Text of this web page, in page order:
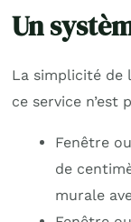
Un
La simplicité de
ce service n’est
Fenêtre
de
murale